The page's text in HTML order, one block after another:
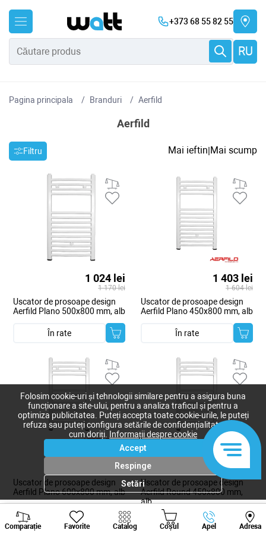
+373 68 55 82 55
RU
Pagina principala Branduri Aerfild
Aerfild
Filtru Mai ieftin|Mai scump
1 024 lei
1 170 lei
Uscator de prosoape design
Aerfild Plano 500x800 mm, alb
În rate
1 403 lei
1 604 lei
Uscator de prosoape design
Aerfild Plano 450x800 mm, alb
În rate
1 529 lei
1 747 lei
Uscator de prosoape design
Aerfild Plano 600x800 mm, alb
În rate
1 560 lei
1 783 lei
Uscator de prosoape design
Aerfild Round 450x800 mm,
alb
În rate
Comparație Favorite Catalog Coșul Apel Adresa
Viber Whatsapp
Folosim cookie-uri și tehnologii similare pentru a asigura buna
funcționare a site-ului, pentru a analiza traficul și pentru a
optimiza publicitatea. Puteți accepta toate cookie-urile, le puteți
refuza sau puteți configura setările de confidențialitate după
cum doriți.
Informații despre cookie
Accept
Respinge
Setări